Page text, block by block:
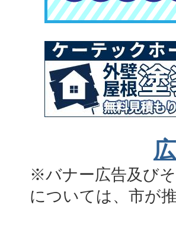
※バナー広告及び
については、市が